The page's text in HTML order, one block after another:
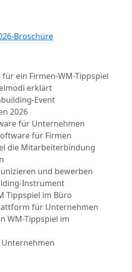
ein Firmen-WM-Tippspiel
erklärt
Event
2026
für Unternehmen
für Firmen
die Mitarbeiterbindung
und bewerben
Instrument
Tippspiel im Büro
für Unternehmen
WM-Tippspiel im